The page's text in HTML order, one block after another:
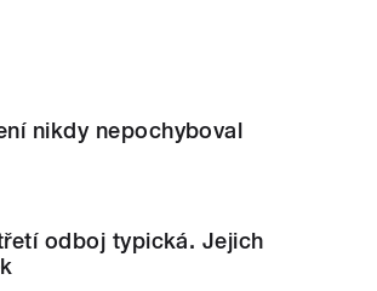
nikdy nepochyboval
odboj typická. Jejich